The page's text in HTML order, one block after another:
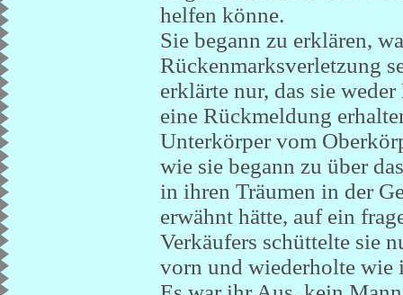
helfen könne.
Sie begann zu erklären,
Rückenmarksverletzung
erklärte nur, das sie
eine Rückmeldung
Unterkörper vom
wie sie begann zu über
in ihren Träumen in der
erwähnt hätte, auf ein
Verkäufers schüttelte sie
vorn und wiederholte wie